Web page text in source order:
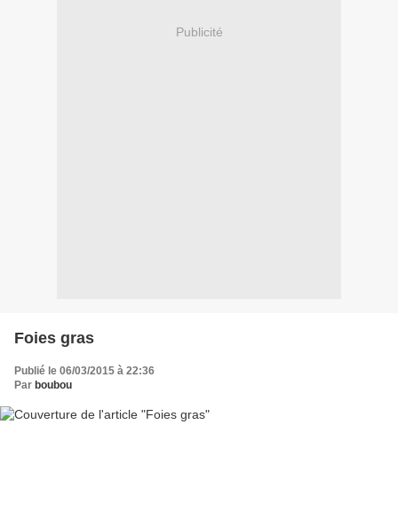
Publicité
Foies gras
Publié le 06/03/2015 à 22:36
Par boubou